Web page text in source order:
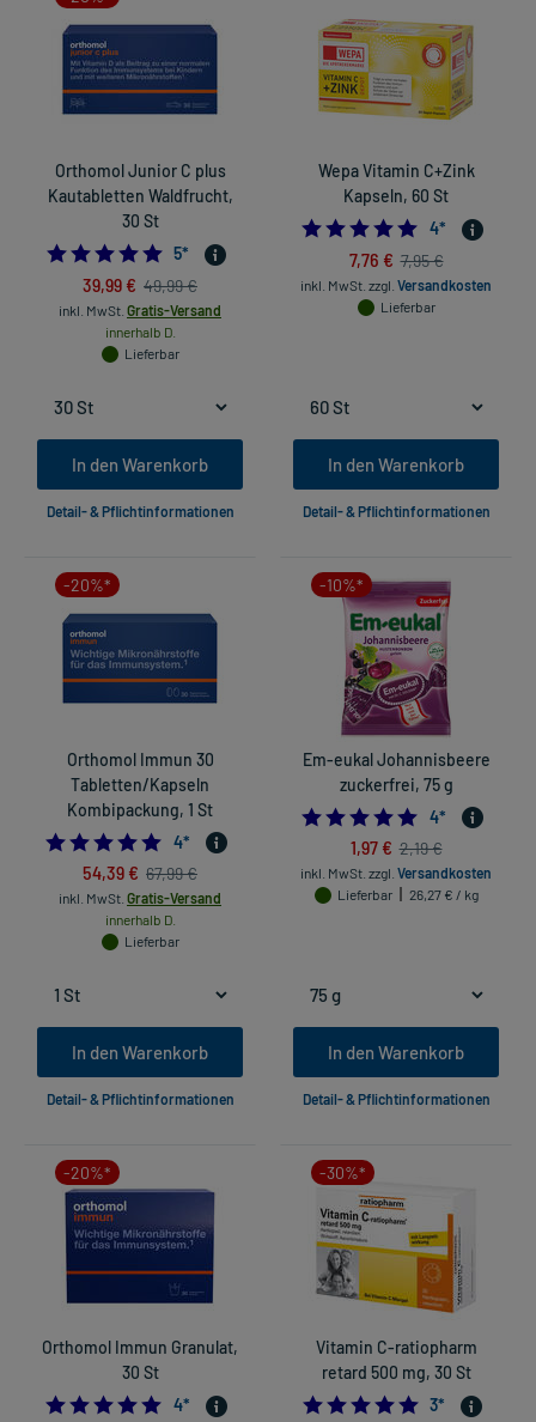
Orthomol Junior C plus
Kautabletten Waldfrucht,
30 St
5.0
5*
39,99 € 49,99 €
inkl. MwSt. Gratis-Versand
innerhalb D.
Lieferbar
In den Warenkorb
Detail- & Pflichtinformationen
Wepa Vitamin C+Zink
Kapseln, 60 St
5.0
4*
7,76 € 7,95 €
inkl. MwSt. zzgl. Versandkosten
Lieferbar
In den Warenkorb
Detail- & Pflichtinformationen
-20%*
Orthomol Immun 30
Tabletten/Kapseln
Kombipackung, 1 St
5.0
4*
54,39 € 67,99 €
inkl. MwSt. Gratis-Versand
innerhalb D.
Lieferbar
In den Warenkorb
Detail- & Pflichtinformationen
-10%*
Em-eukal Johannisbeere
zuckerfrei, 75 g
5.0
4*
1,97 € 2,19 €
inkl. MwSt. zzgl. Versandkosten
Lieferbar
26,27 € / kg
In den Warenkorb
Detail- & Pflichtinformationen
-20%*
Orthomol Immun Granulat,
30 St
4.75
4*
-30%*
Vitamin C-ratiopharm
retard 500 mg, 30 St
5.0
3*